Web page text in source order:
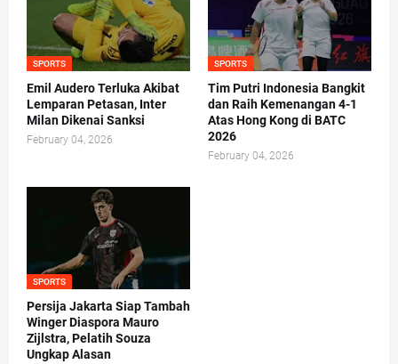
SPORTS
Emil Audero Terluka Akibat
Lemparan Petasan, Inter
Milan Dikenai Sanksi
February 04, 2026
SPORTS
Tim Putri Indonesia Bangkit
dan Raih Kemenangan 4-1
Atas Hong Kong di BATC
2026
February 04, 2026
SPORTS
Persija Jakarta Siap Tambah
Winger Diaspora Mauro
Zijlstra, Pelatih Souza
Ungkap Alasan